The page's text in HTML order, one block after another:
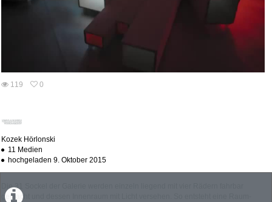
119
0
Kozek Hörlonski
11 Medien
hochgeladen 9. Oktober 2015
Die 31 Sockel der Galerie werden einzeln liegend mit vier Rädern fahrbar
gemacht und dessen Innenraum mit Licht versehen. So entsteht eine Raum-